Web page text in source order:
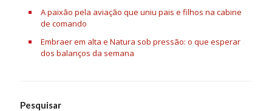
A paixão pela aviação que uniu pais e filhos na cabine
de comando
Embraer em alta e Natura sob pressão: o que esperar
dos balanços da semana
Pesquisar